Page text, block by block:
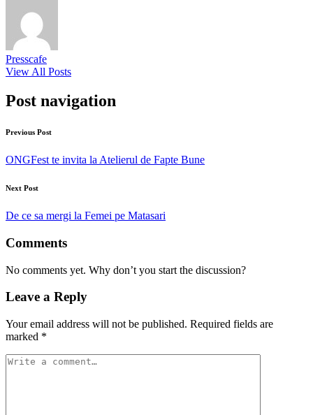
Presscafe
View All Posts
Post navigation
Previous Post
ONGFest te invita la Atelierul de Fapte Bune
Next Post
De ce sa mergi la Femei pe Matasari
Comments
No comments yet. Why don’t you start the discussion?
Leave a Reply
Your email address will not be published. Required fields are
marked *